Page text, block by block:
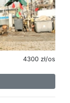
4300 zł/os